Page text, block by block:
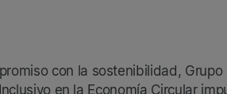
con la sostenibilidad, Grupo
en la Economía Circular